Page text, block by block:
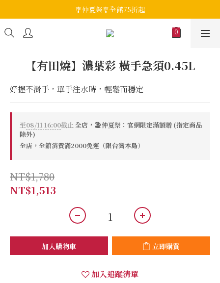
🎐仲夏祭🎐全館75折起
【有田燒】濃葉彩 橫手急須0.45L
好握不滑手，單手注水時，輕鬆而穩定
至08/11 16:00截止 全店，🏖️仲夏祭：官網限定滿額贈 (指定商品
除外)
全店，全館消費滿2000免運（限台灣本島）
NT$1,780
NT$1,513
加入購物車 立即購買
加入追蹤清單